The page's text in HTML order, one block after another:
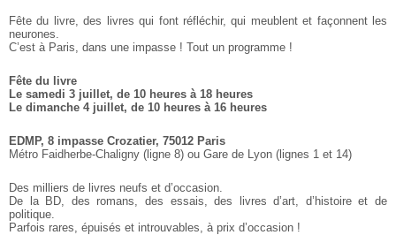
Fête du livre, des livres qui font réfléchir, qui meublent et façonnent les
neurones.
C’est à Paris, dans une impasse ! Tout un programme !
Fête du livre
Le samedi 3 juillet, de 10 heures à 18 heures
Le dimanche 4 juillet, de 10 heures à 16 heures
EDMP, 8 impasse Crozatier, 75012 Paris
Métro Faidherbe-Chaligny (ligne 8) ou Gare de Lyon (lignes 1 et 14)
Des milliers de livres neufs et d’occasion.
De la BD, des romans, des essais, des livres d’art, d’histoire et de
politique.
Parfois rares, épuisés et introuvables, à prix d’occasion !